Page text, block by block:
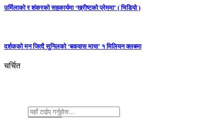
उर्मिलाको र शंकरको सहकार्यमा ‘ख्रीष्टको प्रेममा’ ( भिडियो )
दर्शकको मन जित्दै सुनिलको ‘बकवास माया’ १ मिलियन क्लबमा
चर्चित